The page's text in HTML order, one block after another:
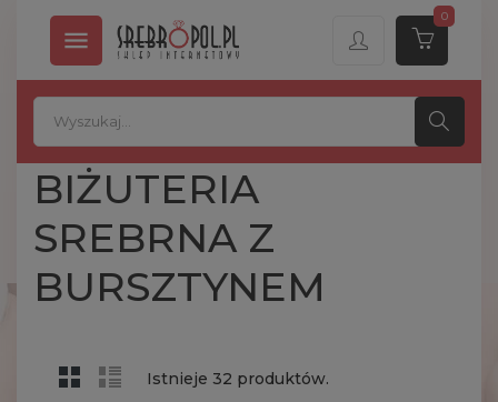

0
BIŻUTERIA
SREBRNA Z
BURSZTYNEM
Istnieje 32 produktów.